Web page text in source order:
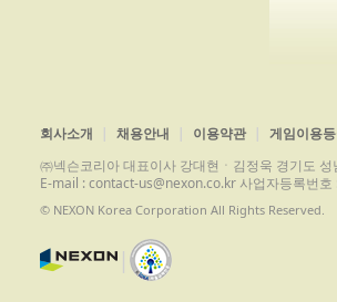
회사소개 채용안내 이용약관
게임이용
㈜넥슨코리아 대표이사 강대현ㆍ김정욱 경기도
E-mail : contact-us@nexon.co.kr 사업자등록번
© NEXON Korea Corporation All Rights Reserved.
|